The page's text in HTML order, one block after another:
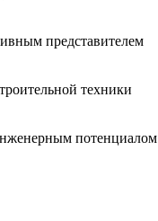
представителем
техники
потенциалом